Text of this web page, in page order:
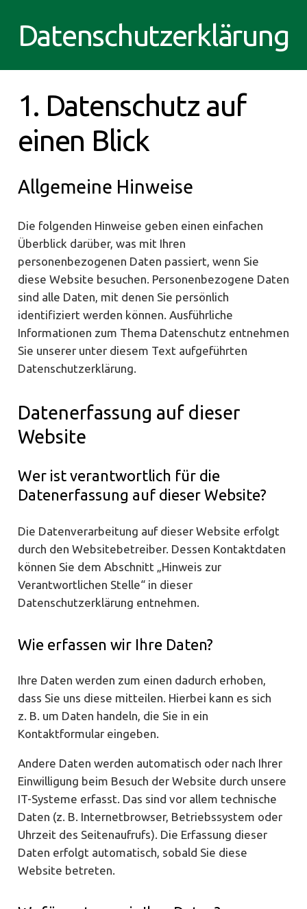
Datenschutzerklärung
1. Datenschutz auf
einen Blick
Allgemeine Hinweise
Die folgenden Hinweise geben einen einfachen
Überblick darüber, was mit Ihren
personenbezogenen Daten passiert, wenn Sie
diese Website besuchen. Personenbezogene Daten
sind alle Daten, mit denen Sie persönlich
identifiziert werden können. Ausführliche
Informationen zum Thema Datenschutz entnehmen
Sie unserer unter diesem Text aufgeführten
Datenschutzerklärung.
Datenerfassung auf dieser
Website
Wer ist verantwortlich für die
Datenerfassung auf dieser Website?
Die Datenverarbeitung auf dieser Website erfolgt
durch den Websitebetreiber. Dessen Kontaktdaten
können Sie dem Abschnitt „Hinweis zur
Verantwortlichen Stelle“ in dieser
Datenschutzerklärung entnehmen.
Wie erfassen wir Ihre Daten?
Ihre Daten werden zum einen dadurch erhoben,
dass Sie uns diese mitteilen. Hierbei kann es sich
z. B. um Daten handeln, die Sie in ein
Kontaktformular eingeben.
Andere Daten werden automatisch oder nach Ihrer
Einwilligung beim Besuch der Website durch unsere
IT-Systeme erfasst. Das sind vor allem technische
Daten (z. B. Internetbrowser, Betriebssystem oder
Uhrzeit des Seitenaufrufs). Die Erfassung dieser
Daten erfolgt automatisch, sobald Sie diese
Website betreten.